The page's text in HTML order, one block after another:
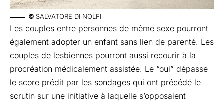
© SALVATORE DI NOLFI
Les couples entre personnes de même sexe pourront
également adopter un enfant sans lien de parenté. Les
couples de lesbiennes pourront aussi recourir à la
procréation médicalement assistée. Le “oui” dépasse
le score prédit par les sondages qui ont précédé le
scrutin sur une initiative à laquelle s’opposaient